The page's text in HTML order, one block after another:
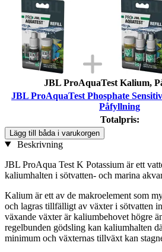
JBL ProAquaTest Kalium,
JBL ProAquaTest Phosphate
Påfyllning
Totalpris:
Lägg till båda i varukorgen
Beskrivning
JBL ProAqua Test K Potassium är ett
kaliumhalten i sötvatten- och marina
Kalium är ett av de makroelement som
och lagras tillfälligt av växter i sötvatten
växande växter är kaliumbehovet högre
regelbunden gödsling kan kaliumhalten
minimum och växternas tillväxt kan